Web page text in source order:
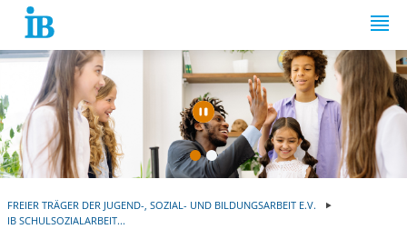
Springe zum Inhalt
Automatische
FREIER TRÄGER DER JUGEND-, SOZIAL- UND BILDUNGSARBEIT E.V.
IB SCHULSOZIALARBEIT...